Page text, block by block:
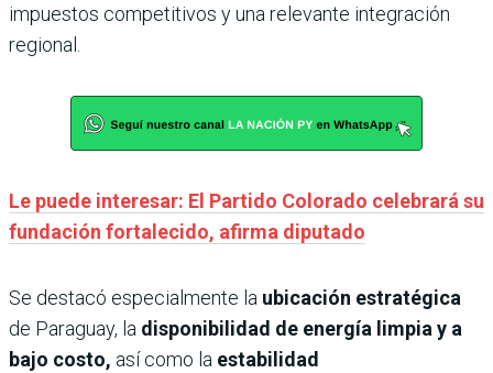
impuestos competitivos y una relevante integración
regional.
Le puede interesar: El Partido Colorado celebrará su
fundación fortalecido, afirma diputado
Se destacó especialmente la ubicación estratégica
de Paraguay, la disponibilidad de energía limpia y a
bajo costo, así como la estabilidad